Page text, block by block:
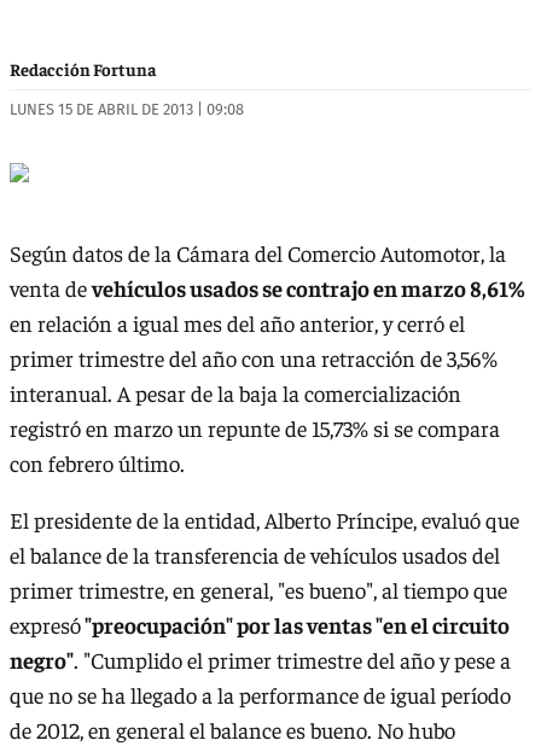
Redacción Fortuna
LUNES 15 DE ABRIL DE 2013 | 09:08
Según datos de la Cámara del Comercio Automotor, la
venta devehículos usados se contrajo en marzo 8,61%
en relación a igual mes del año anterior, y cerró el
primer trimestre del año con una retracción de 3,56%
interanual. A pesar de la baja la comercialización
registró en marzo un repunte de 15,73% si se compara
con febrero último.
El presidente de la entidad, Alberto Príncipe, evaluó que
el balance de la transferencia de vehículos usados del
primer trimestre, en general, "es bueno", al tiempo que
expresó"preocupación" por las ventas "en el circuito
negro". "Cumplido el primer trimestre del año y pese a
que no se ha llegado a la performance de igual período
de 2012, en general el balance es bueno. No hubo